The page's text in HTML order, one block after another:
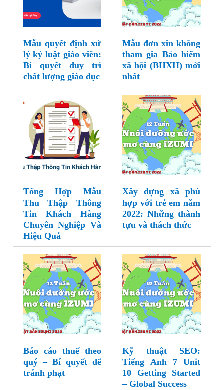
Mẫu quyết định xử
lý kỷ luật giáo viên:
Bí quyết duy trì
chất lượng giáo dục
Mẫu đơn xin không
tham gia Bảo hiểm
xã hội (BHXH) mới
nhất
Tổng Hợp Mẫu
Thu Thập Thông
Tin Khách Hàng
Chuyên Nghiệp Và
Hiệu Quả
Xây dựng xã phù
hợp với trẻ em năm
2022: Những thành
tựu và thách thức
Báo cáo thuế theo
quý – Bí quyết để
tránh phạt
Kỹ thuật SEO:
Tiếng Anh 7 Unit
10 Getting Started
– Global Success